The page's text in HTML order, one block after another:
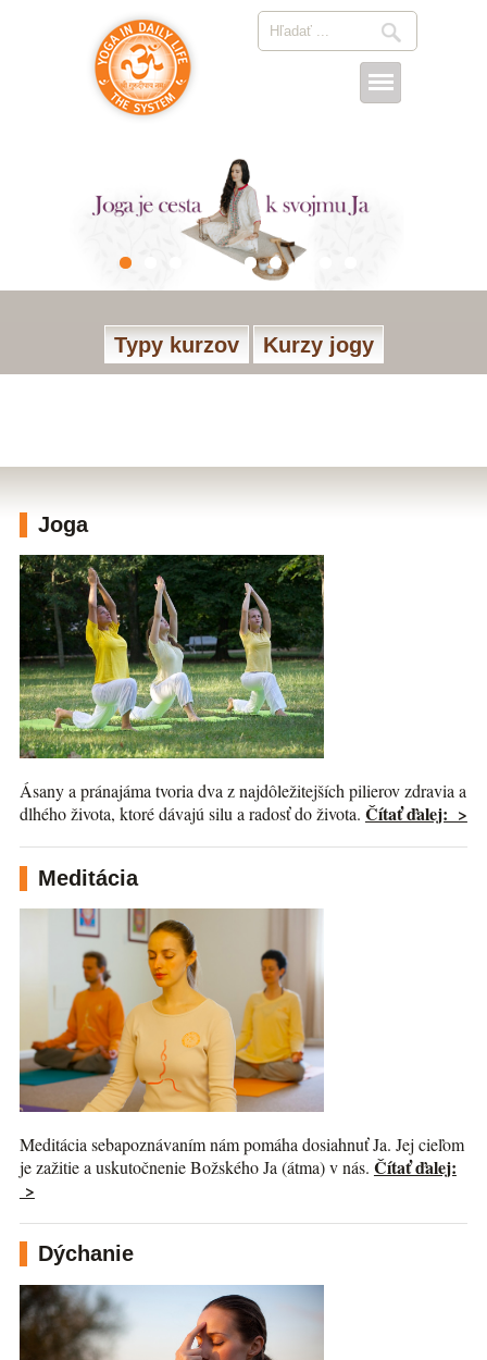
Typy kurzov Kurzy jogy
Joga
Ásany a pránajáma tvoria dva z najdôležitejších pilierov zdravia a
dlhého života, ktoré dávajú silu a radosť do života. Čítať ďalej: >
Meditácia
Meditácia sebapoznávaním nám pomáha dosiahnuť Ja. Jej cieľom
je zažitie a uskutočnenie Božského Ja (átma) v nás. Čítať ďalej:
>
Dýchanie